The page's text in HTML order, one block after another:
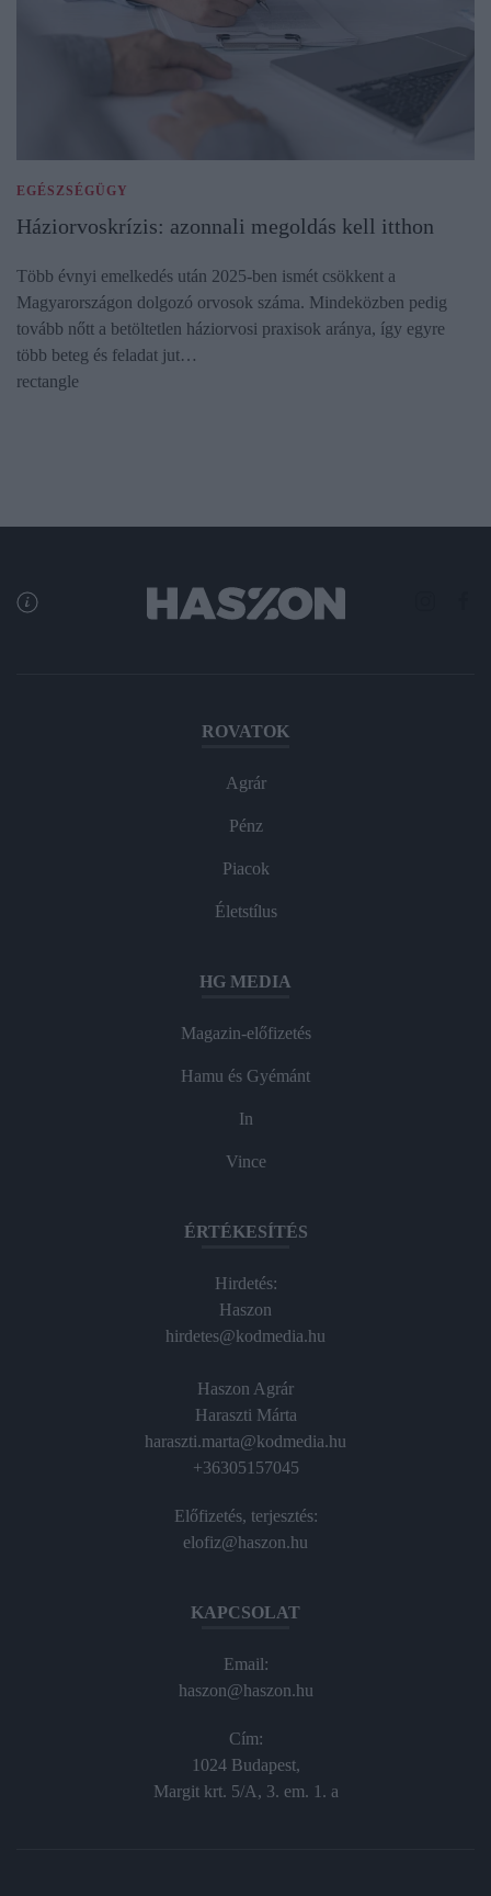
EGÉSZSÉGÜGY
Háziorvoskrízis: azonnali megoldás kell itthon
Több évnyi emelkedés után 2025-ben ismét csökkent a
Magyarországon dolgozó orvosok száma. Mindeközben pedig
tovább nőtt a betöltetlen háziorvosi praxisok aránya, így egyre
több beteg és feladat jut…
rectangle
ROVATOK
Agrár
Pénz
Piacok
Életstílus
HG MEDIA
Magazin-előfizetés
Hamu és Gyémánt
In
Vince
ÉRTÉKESÍTÉS
Hirdetés:
Haszon
hirdetes@kodmedia.hu
Haszon Agrár
Haraszti Márta
haraszti.marta@kodmedia.hu
+36305157045
Előfizetés, terjesztés:
elofiz@haszon.hu
KAPCSOLAT
Email:
haszon@haszon.hu
Cím:
1024 Budapest,
Margit krt. 5/A, 3. em. 1. a